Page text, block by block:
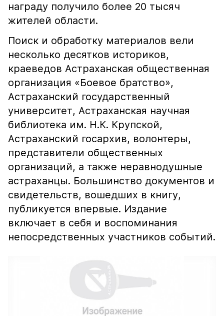
награду получило более 20 тысяч
жителей области.
Поиск и обработку материалов вели
несколько десятков историков,
краеведов Астраханская общественная
организация «Боевое братство»,
Астраханский государственный
университет, Астраханская научная
библиотека им. Н.К. Крупской,
Астраханский госархив, волонтеры,
представители общественных
организаций, а также неравнодушные
астраханцы. Большинство документов и
свидетельств, вошедших в книгу,
публикуется впервые. Издание
включает в себя и воспоминания
непосредственных участников событий.